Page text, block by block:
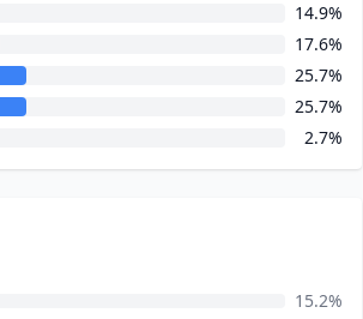
14.9%
17.6%
25.7%
25.7%
2.7%
15.2%